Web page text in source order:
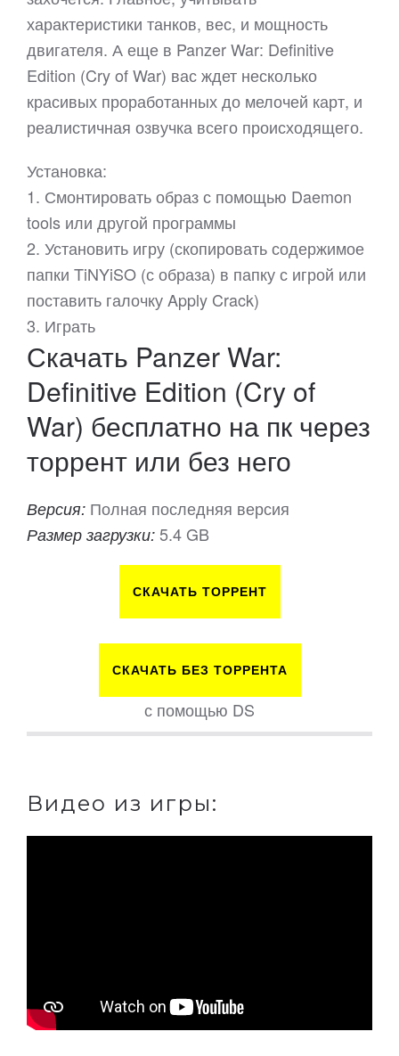
характеристики танков, вес, и мощность
двигателя. А еще в Panzer War: Definitive
Edition (Cry of War) вас ждет несколько
красивых проработанных до мелочей карт, и
реалистичная озвучка всего происходящего.
Установка:
1. Смонтировать образ с помощью Daemon
tools или другой программы
2. Установить игру (скопировать содержимое
папки TiNYiSO (с образа) в папку с игрой или
поставить галочку Apply Crack)
3. Играть
Скачать Panzer War:
Definitive Edition (Cry of
War) бесплатно на пк через
торрент или без него
Версия: Полная последняя версия
Размер загрузки: 5.4 GB
СКАЧАТЬ ТОРРЕНТ
СКАЧАТЬ БЕЗ ТОРРЕНТА
с помощью DS
Видео из игры: